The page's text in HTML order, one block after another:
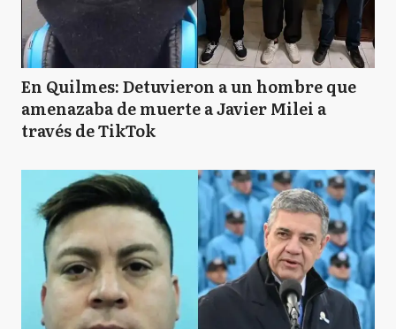
En Quilmes: Detuvieron a un hombre que
amenazaba de muerte a Javier Milei a
través de TikTok